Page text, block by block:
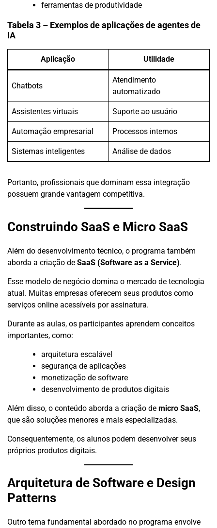
ferramentas de produtividade
Tabela 3 – Exemplos de aplicações de agentes de
IA
Aplicação Utilidade
Chatbots
Atendimento
automatizado
Assistentes virtuais Suporte ao usuário
Automação empresarial Processos internos
Sistemas inteligentes Análise de dados
Portanto, profissionais que dominam essa integração
possuem grande vantagem competitiva.
Construindo SaaS e Micro SaaS
Além do desenvolvimento técnico, o programa também
aborda a criação de SaaS (Software as a Service).
Esse modelo de negócio domina o mercado de tecnologia
atual. Muitas empresas oferecem seus produtos como
serviços online acessíveis por assinatura.
Durante as aulas, os participantes aprendem conceitos
importantes, como:
arquitetura escalável
segurança de aplicações
monetização de software
desenvolvimento de produtos digitais
Além disso, o conteúdo aborda a criação de micro SaaS,
que são soluções menores e mais especializadas.
Consequentemente, os alunos podem desenvolver seus
próprios produtos digitais.
Arquitetura de Software e Design
Patterns
Outro tema fundamental abordado no programa envolve